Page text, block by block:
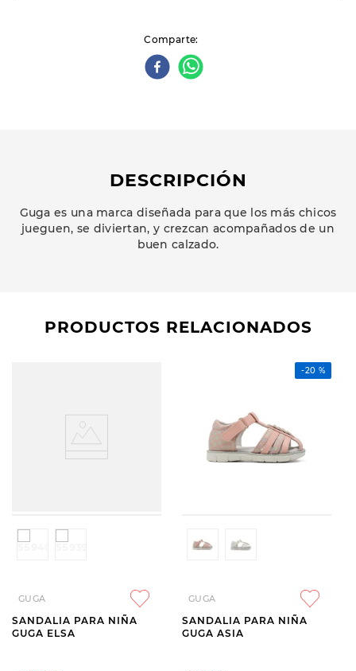
Comparte
DESCRIPCIÓN
Guga es una marca diseñada para que los más chicos
jueguen, se diviertan, y crezcan acompañados de un
buen calzado.
PRODUCTOS RELACIONADOS
GUGA
SANDALIA PARA NIÑA
GUGA ELSA
-20 %
GUGA
SANDALIA PARA NIÑA
GUGA ASIA